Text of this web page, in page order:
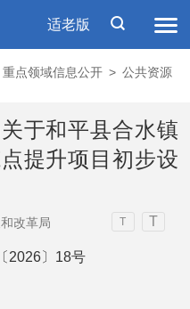
适老版
重点领域信息公开 > 公共资源
于和平县合水镇
提升项目初步设
改革局 T T
〕18号